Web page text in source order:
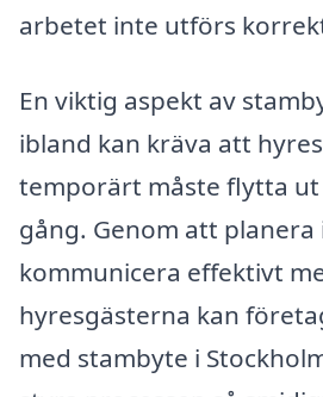
arbetet inte utförs
En viktig aspekt av
ibland kan kräva att
temporärt måste flytta
gång. Genom att planera
kommunicera effektivt
hyresgästerna kan
med stambyte i